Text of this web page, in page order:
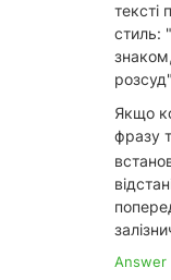
тексті
стиль:
Якщо
фразу
Answer